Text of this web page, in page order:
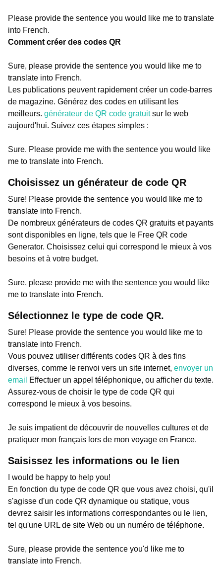
Please provide the sentence you would like me to translate
into French.
Comment créer des codes QR
Sure, please provide the sentence you would like me to
translate into French.
Les publications peuvent rapidement créer un code-barres
de magazine. Générez des codes en utilisant les
meilleurs. générateur de QR code gratuitsur le web
aujourd'hui. Suivez ces étapes simples :
Sure. Please provide me with the sentence you would like
me to translate into French.
Choisissez un générateur de code QR
Sure! Please provide the sentence you would like me to
translate into French.
De nombreux générateurs de codes QR gratuits et payants
sont disponibles en ligne, tels que le Free QR code
Generator. Choisissez celui qui correspond le mieux à vos
besoins et à votre budget.
Sure, please provide me with the sentence you would like
me to translate into French.
Sélectionnez le type de code QR.
Sure! Please provide the sentence you would like me to
translate into French.
Vous pouvez utiliser différents codes QR à des fins
diverses, comme le renvoi vers un site internet, envoyer un
email
Effectuer un appel téléphonique, ou afficher du texte.
Assurez-vous de choisir le type de code QR qui
correspond le mieux à vos besoins.
Je suis impatient de découvrir de nouvelles cultures et de
pratiquer mon français lors de mon voyage en France.
Saisissez les informations ou le lien
I would be happy to help you!
En fonction du type de code QR que vous avez choisi, qu'il
s'agisse d'un code QR dynamique ou statique, vous
devrez saisir les informations correspondantes ou le lien,
tel qu'une URL de site Web ou un numéro de téléphone.
Sure, please provide the sentence you'd like me to
translate into French.